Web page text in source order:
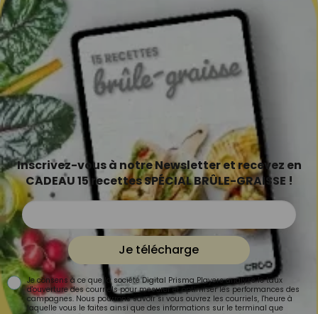
Inscrivez-vous à notre Newsletter et recevez en
CADEAU 15 recettes SPÉCIAL BRÛLE-GRAISSE !
Je télécharge
Je consens à ce que la société Digital Prisma Players analyse le taux
d'ouverture des courriels pour mesurer et optimiser les performances des
campagnes. Nous pourrons savoir si vous ouvrez les courriels, l'heure à
laquelle vous le faites ainsi que des informations sur le terminal que